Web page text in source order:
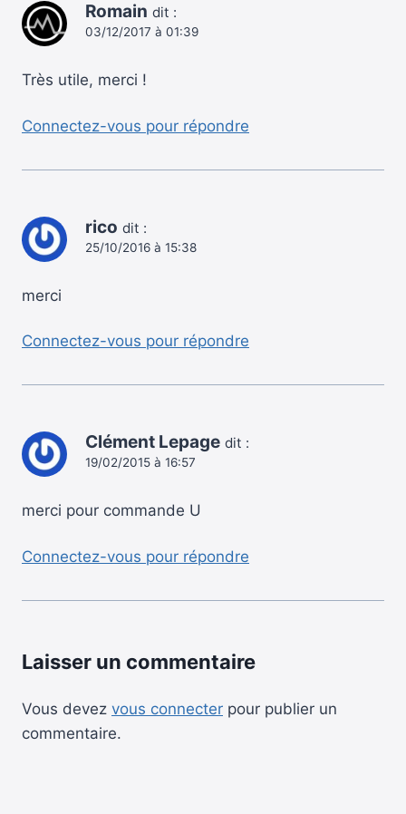
Romain dit :
03/12/2017 à 01:39
Très utile, merci !
Connectez-vous pour répondre
rico dit :
25/10/2016 à 15:38
merci
Connectez-vous pour répondre
Clément Lepage dit :
19/02/2015 à 16:57
merci pour commande U
Connectez-vous pour répondre
Laisser un commentaire
Vous devez vous connecter pour publier un
commentaire.